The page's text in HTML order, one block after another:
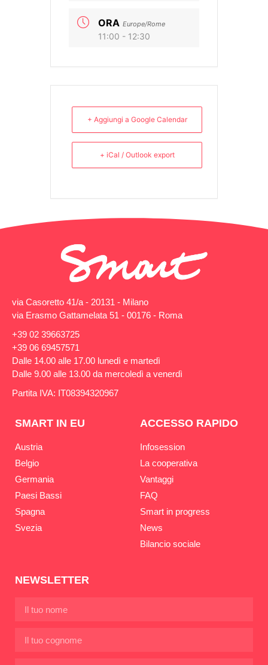
ORA Europe/Rome
11:00 - 12:30
+ Aggiungi a Google Calendar
+ iCal / Outlook export
via Casoretto 41/a - 20131 - Milano
via Erasmo Gattamelata 51 - 00176 - Roma
+39 02 39663725
+39 06 69457571
Dalle 14.00 alle 17.00 lunedì e martedì
Dalle 9.00 alle 13.00 da mercoledì a venerdì
Partita IVA: IT08394320967
SMART IN EU
Austria
Belgio
Germania
Paesi Bassi
Spagna
Svezia
ACCESSO RAPIDO
Infosession
La cooperativa
Vantaggi
FAQ
Smart in progress
News
Bilancio sociale
NEWSLETTER